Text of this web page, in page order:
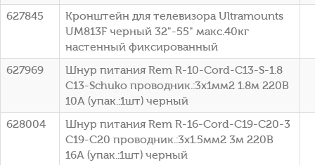
627845
Кронштейн для телевизора Ultramounts
UM813F черный 32"-55" макс.40кг
настенный фиксированный
627969
Шнур питания Rem R-10-Cord-C13-S-1.8
C13-Schuko проводник.:3x1мм2 1.8м 220В
10А (упак.:1шт) черный
628004
Шнур питания Rem R-16-Cord-C19-C20-3
C19-C20 проводник.:3x1.5мм2 3м 220В
16А (упак.:1шт) черный